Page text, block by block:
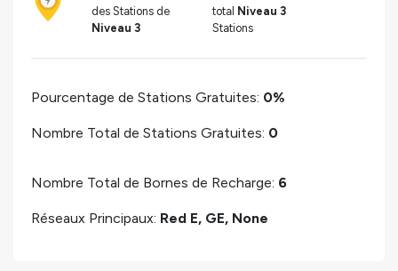
des Stations de
Niveau 3
total Niveau 3
Stations
Pourcentage de Stations Gratuites: 0%
Nombre Total de Stations Gratuites: 0
Nombre Total de Bornes de Recharge: 6
Réseaux Principaux: Red E, GE, None